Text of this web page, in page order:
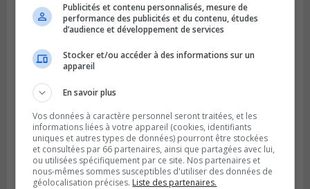
VARENNES
Publié le 13 février 2024 à 11h33
L’INSPQ émet des réserves quant à
l’utilisation d’écran en classe
Publicités et contenu personnalisés, mesure de
performance des publicités et du contenu, études
d’audience et développement de services
Stocker et/ou accéder à des informations sur un
appareil
En savoir plus
Vos données à caractère personnel seront traitées, et les
informations liées à votre appareil (cookies, identifiants
uniques et autres types de données) pourront être stockées
et consultées par 66 partenaires, ainsi que partagées avec lui,
ou utilisées spécifiquement par ce site. Nos partenaires et
nous-mêmes sommes susceptibles d'utiliser des données de
géolocalisation précises. Liste des partenaires.